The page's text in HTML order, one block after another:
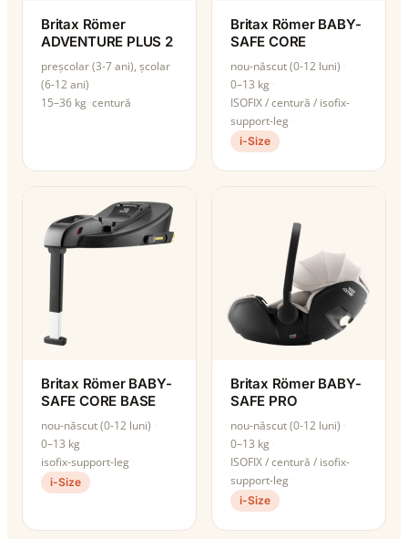
Britax Römer
ADVENTURE PLUS 2
preșcolar (3-7 ani), școlar
(6-12 ani)
15–36 kg centură
Britax Römer BABY-
SAFE CORE
nou-născut (0-12 luni)
0–13 kg
ISOFIX / centură / isofix-
support-leg
i-Size
Britax Römer BABY-
SAFE CORE BASE
nou-născut (0-12 luni)
0–13 kg
isofix-support-leg
i-Size
Britax Römer BABY-
SAFE PRO
nou-născut (0-12 luni)
0–13 kg
ISOFIX / centură / isofix-
support-leg
i-Size